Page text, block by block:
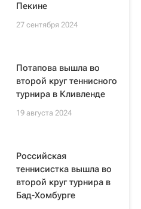
Пекине
27 сентября 2024
Потапова вышла во
второй круг теннисного
турнира в Кливленде
19 августа 2024
Российская
теннисистка вышла во
второй круг турнира в
Бад-Хомбурге